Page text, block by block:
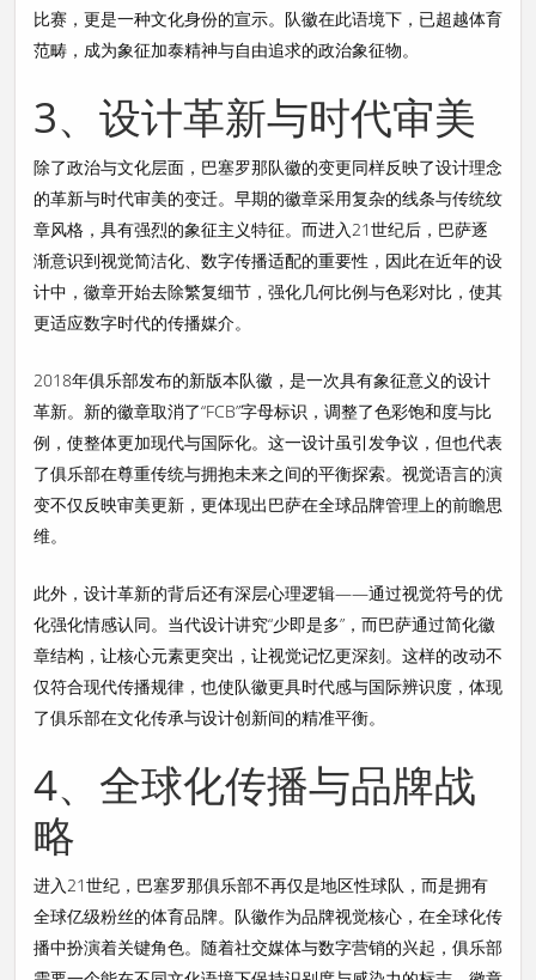
比赛，更是一种文化身份的宣示。队徽在此语境下，已超越体育
范畴，成为象征加泰精神与自由追求的政治象征物。
3、设计革新与时代审美
除了政治与文化层面，巴塞罗那队徽的变更同样反映了设计理念
的革新与时代审美的变迁。早期的徽章采用复杂的线条与传统纹
章风格，具有强烈的象征主义特征。而进入21世纪后，巴萨逐
渐意识到视觉简洁化、数字传播适配的重要性，因此在近年的设
计中，徽章开始去除繁复细节，强化几何比例与色彩对比，使其
更适应数字时代的传播媒介。
2018年俱乐部发布的新版本队徽，是一次具有象征意义的设计
革新。新的徽章取消了“FCB”字母标识，调整了色彩饱和度与比
例，使整体更加现代与国际化。这一设计虽引发争议，但也代表
了俱乐部在尊重传统与拥抱未来之间的平衡探索。视觉语言的演
变不仅反映审美更新，更体现出巴萨在全球品牌管理上的前瞻思
维。
此外，设计革新的背后还有深层心理逻辑——通过视觉符号的优
化强化情感认同。当代设计讲究“少即是多”，而巴萨通过简化徽
章结构，让核心元素更突出，让视觉记忆更深刻。这样的改动不
仅符合现代传播规律，也使队徽更具时代感与国际辨识度，体现
了俱乐部在文化传承与设计创新间的精准平衡。
4、全球化传播与品牌战
略
进入21世纪，巴塞罗那俱乐部不再仅是地区性球队，而是拥有
全球亿级粉丝的体育品牌。队徽作为品牌视觉核心，在全球化传
播中扮演着关键角色。随着社交媒体与数字营销的兴起，俱乐部